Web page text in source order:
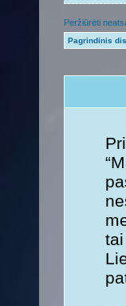
Peržiūrėti
Pagrindinis